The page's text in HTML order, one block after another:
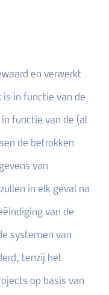
en verwerkt
is in functie van de
functie van de (al
de betrokken
van
in elk geval na
van de
systemen van
tenzij het
op basis van